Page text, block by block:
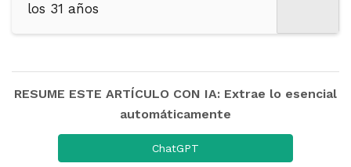
los 31 años
RESUME ESTE ARTÍCULO CON IA: Extrae lo esencial
automáticamente
ChatGPT